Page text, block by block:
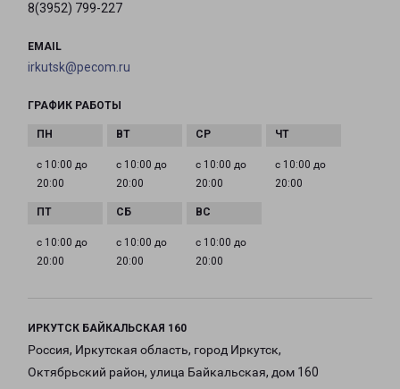
8(3952) 799-227
EMAIL
irkutsk@pecom.ru
ГРАФИК РАБОТЫ
с 10:00 до
20:00
с 10:00 до
20:00
с 10:00 до
20:00
с 10:00 до
20:00
с 10:00 до
20:00
с 10:00 до
20:00
с 10:00 до
20:00
ИРКУТСК БАЙКАЛЬСКАЯ 160
Россия, Иркутская область, город Иркутск,
Октябрьский район, улица Байкальская, дом 160